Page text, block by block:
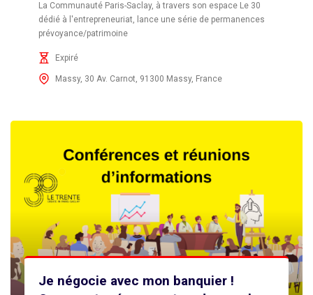
La Communauté Paris-Saclay, à travers son espace Le 30
dédié à l'entrepreneuriat, lance une série de permanences
prévoyance/patrimoine
Expiré
Massy, 30 Av. Carnot, 91300 Massy, France
Je négocie avec mon banquier !